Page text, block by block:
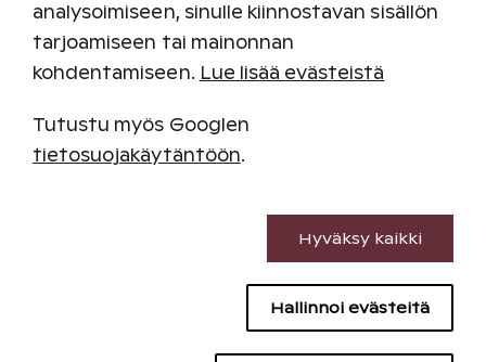
Katinkullan vastaanotto/päivystävä avainpalvelu
Verkkokauppammepalvelee sinua ympäri
vuorokauden kun haluat tehdä uuden varauksen.
täältä.
analysoimiseen, sinulle kiinnostavan sisällön
tarjoamiseen tai mainonnan
kohdentamiseen. Lue lisää evästeistä
Tutustu myös Googlen
tietosuojakäytäntöön.
Suorituskyvyn evästeet
Sisällön kohdentamisen evästeet
Hallinnoi evästeitä
Hyväksy kaikki